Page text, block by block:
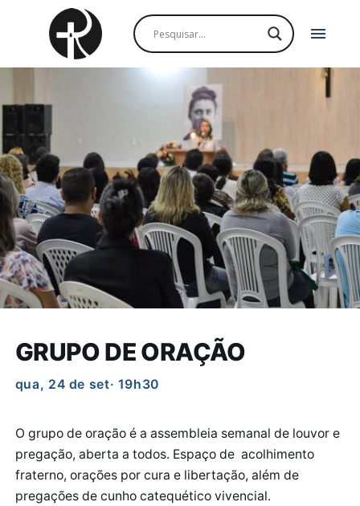
menu
GRUPO DE ORAÇÃO
qua, 24 de set· 19h30
O grupo de oração é a assembleia semanal de louvor e
pregação, aberta a todos. Espaço de acolhimento
fraterno, orações por cura e libertação, além de
pregações de cunho catequético vivencial.